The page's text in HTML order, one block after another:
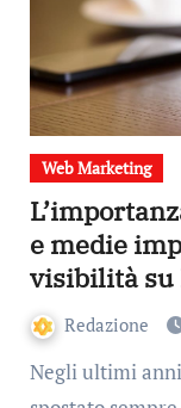
Web Marketing
e medie
visibilità
Redazione
Negli ultimi anni, il mondo del marketing si è